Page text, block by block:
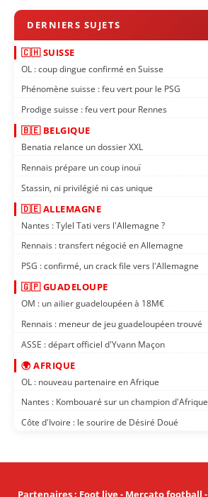
🇨🇭 SUISSE
OL : coup dingue confirmé en Suisse
Phénomène suisse : feu vert pour le PSG
Prodige suisse : feu vert pour Rennes
🇧🇪 BELGIQUE
Benatia relance un dossier XXL
Rennais prépare un coup inouï
Stassin, ni privilégié ni cas unique
🇩🇪 ALLEMAGNE
Nantes : Tylel Tati vers l'Allemagne ?
Rennais : transfert négocié en Allemagne
PSG : confirmé, un crack file vers l'Allemagne
🇬🇵 GUADELOUPE
OM : un ailier guadeloupéen à 18M€
Rennais : meneur de jeu guadeloupéen trouvé
ASSE : départ officiel d'Yvann Maçon
🌍 AFRIQUE
OL : nouveau partenaire en Afrique
Nantes : Kombouaré sur un champion d'Afrique
Côte d'Ivoire : le sourire de Désiré Doué
Partenaires: Foot live- Mercato football -